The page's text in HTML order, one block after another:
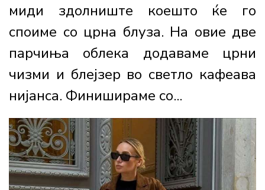
миди здолниште коешто ќе го
споиме со црна блуза. На овие две
парчиња облека додаваме црни
чизми и блејзер во светло кафеава
нијанса. Финишираме со...